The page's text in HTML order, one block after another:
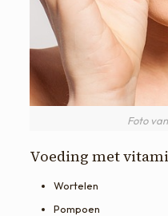
Foto
Voeding met
Wortelen
Pompoen